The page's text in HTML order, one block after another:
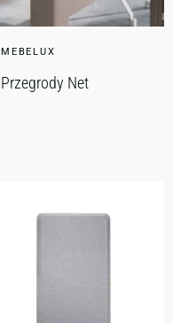
MEBELUX
Przegrody Net